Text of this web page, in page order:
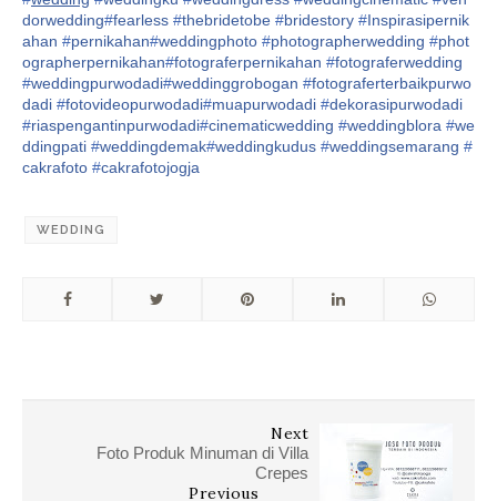
dorwedding#fearless #thebridetobe #bridestory #Inspirasipernik
ahan #pernikahan#weddingphoto #photographerwedding #phot
ographerpernikahan#fotograferpernikahan #fotograferwedding
#weddingpurwodadi#weddinggrobogan #fotograferterbaikpurwo
dadi #fotovideopurwodadi#muapurwodadi #dekorasipurwodadi
#riaspengantinpurwodadi#cinematicwedding #weddingblora #we
ddingpati #weddingdemak#weddingkudus #weddingsemarang #
cakrafoto #cakrafotojogja
WEDDING
Next
Foto Produk Minuman di Villa
Crepes
Previous